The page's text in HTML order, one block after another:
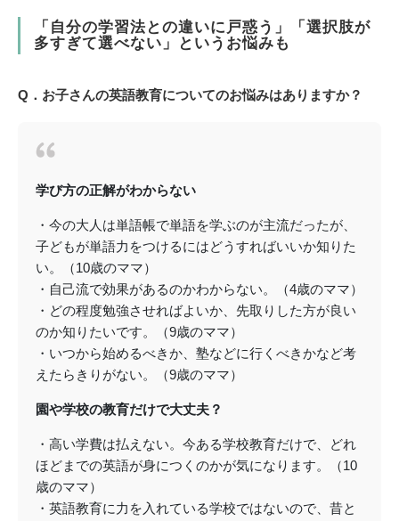
「自分の学習法との違いに戸惑う」「選択肢が
多すぎて選べない」というお悩みも
Q．お子さんの英語教育についてのお悩みはありますか？
学び方の正解がわからない
・今の大人は単語帳で単語を学ぶのが主流だったが、
子どもが単語力をつけるにはどうすればいいか知りた
い。（10歳のママ）
・自己流で効果があるのかわからない。（4歳のママ）
・どの程度勉強させればよいか、先取りした方が良い
のか知りたいです。（9歳のママ）
・いつから始めるべきか、塾などに行くべきかなど考
えたらきりがない。（9歳のママ）
園や学校の教育だけで大丈夫？
・高い学費は払えない。今ある学校教育だけで、どれ
ほどまでの英語が身につくのかが気になります。（10
歳のママ）
・英語教育に力を入れている学校ではないので、昔と